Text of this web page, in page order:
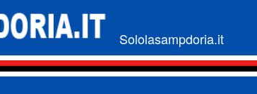
Sololasampdoria.it